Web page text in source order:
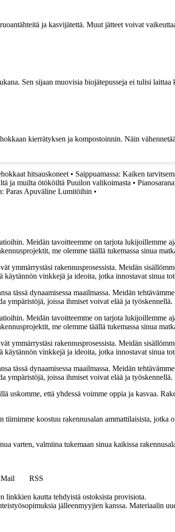
ja kasvijätettä. Muut jätteet voivat
Sen sijaan muovisia biojätepusseja ei tulisi
kierrätyksen ja kompostoinnin. Näin
hitsauskoneet • Saippuamassa: Kaiken
ja muilta ötököiltä Puuilon valikoimasta •
Paras Apuväline Lumitöihin •
Meidän tavoitteemme on tarjota lukijoillemme
me olemme täällä tukemassa sinua
ymmärrystäsi rakennusprosessista. Meidän
vinkkejä ja ideoita, jotka innostavat sinua
tässä dynaamisessa maailmassa. Meidän
ympäristöjä, joissa ihmiset voivat elää ja työskennellä.
Meidän tavoitteemme on tarjota lukijoillemme
me olemme täällä tukemassa sinua
ymmärrystäsi rakennusprosessista. Meidän
vinkkejä ja ideoita, jotka innostavat sinua
tässä dynaamisessa maailmassa. Meidän
ympäristöjä, joissa ihmiset voivat elää ja työskennellä.
uskomme, että yhdessä voimme oppia ja kasvaa.
koostuu rakennusalan ammattilaisista, jotka
varten, valmiina tukemaan sinua kaikissa
Mail
RSS
linkkien kautta tehdyistä ostoksista provisiota.
jälleenmyyjien kanssa. Materiaalin